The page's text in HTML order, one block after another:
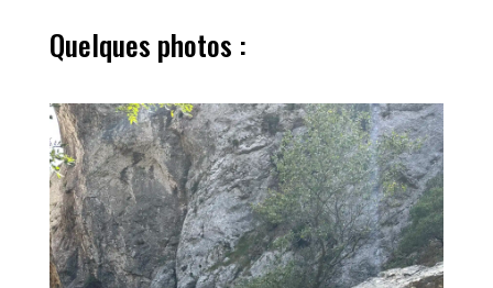
Quelques photos :